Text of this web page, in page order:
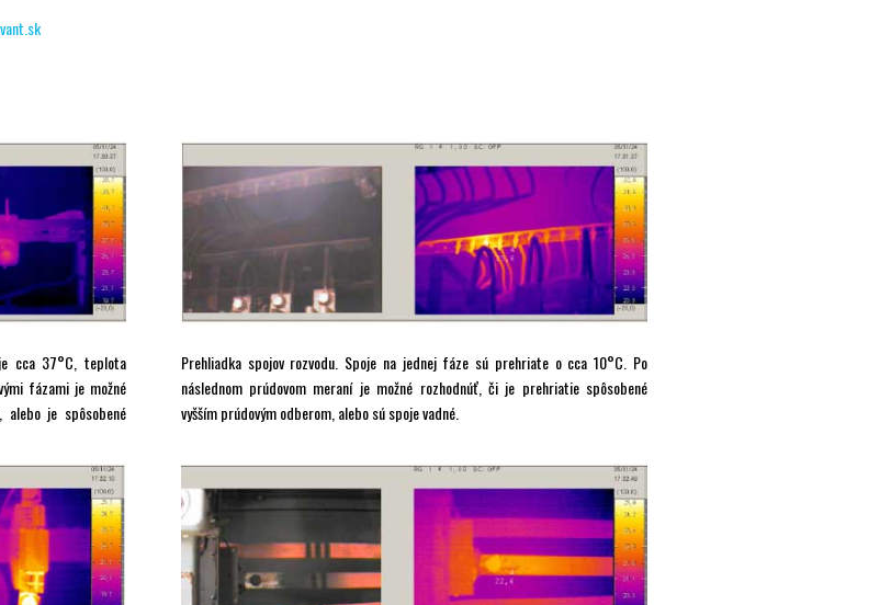
cca 37°C, teplota
fázami je možné
alebo je spôsobené
Prehliadka spojov rozvodu. Spoje na jednej fáze sú prehriate o cca 10°C. Po
následnom prúdovom meraní je možné rozhodnúť, či je prehriatie spôsobené
vyšším prúdovým odberom, alebo sú spoje vadné.